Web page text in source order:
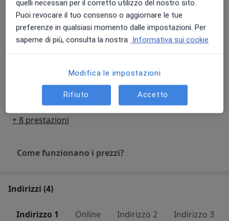
nostro primo incontro. Il tuo piano alimentare sarà
basato su un approccio flessibile, e la sua varietà ti
permetterà di seguire un corretto regime alimentare
senza mai sentirti sotto un regime dietetico ferreo.
Analisi della composizione corporea
Da 40 € Dettagli
Consulenza nutrizionale
Controllo nutrizionale
+ 8 prestazioni
Come funzionano i prezzi?
Indirizzi (4)
Indirizzo 1 Online Indirizzo 2 Indirizzo 3
quelli necessari per il corretto utilizzo del nostro sito.
Puoi revocare il tuo consenso o aggiornare le tue
preferenze in qualsiasi momento dalle impostazioni. Per
saperne di più, consulta la nostra Informativa sui cookie
Modifica le impostazioni
Rifiuto Accetto